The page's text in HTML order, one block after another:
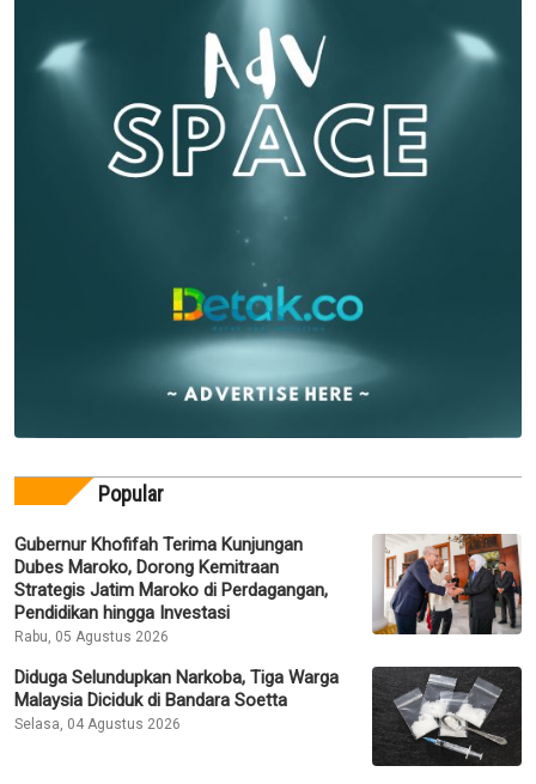
Popular
Gubernur Khofifah Terima Kunjungan
Dubes Maroko, Dorong Kemitraan
Strategis Jatim Maroko di Perdagangan,
Pendidikan hingga Investasi
Rabu, 05 Agustus 2026
Diduga Selundupkan Narkoba, Tiga Warga
Malaysia Diciduk di Bandara Soetta
Selasa, 04 Agustus 2026